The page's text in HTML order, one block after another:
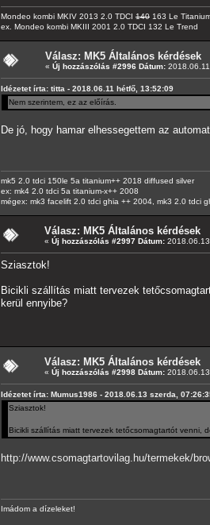
Mondeo kombi MKIV 2013 2.0 TDCI 140 163 Le
ex. Mondeo kombi MKIII 2001 2.0 TDCI 132 Le Trend
Válasz: MK5 Általános kérdések
« Új hozzászólás #2996 Dátum:
Idézetet írta: titta - 2018.06.11 hétfő, 13:52:09
Nem szerintem, ez az előírás.
De jó, hogy hamar elhessegettem az
mk5 2.0 tdci 150le 5a titanium++ 2018 diffused silver
ex: mk4 2.0 tdci 5a titanium-x++ 2008
mégex: mk3 facelift 2.0 tdci ghia ++ 2004, mk3 2.0 tdci
Válasz: MK5 Általános kérdések
« Új hozzászólás #2997 Dátum:
Sziasztok!
Bicikli szállítás miatt tervezek
kerül ennyibe?
Válasz: MK5 Általános kérdések
« Új hozzászólás #2998 Dátum:
Idézetet írta: Mumus1986 - 2018.06.13 szerda,
Sziasztok!
Bicikli szállítás miatt tervezek tetőcsomagtartót venni,
http://www.csomagtartovilag.hu/termekek/
Imádom a dízeleket!